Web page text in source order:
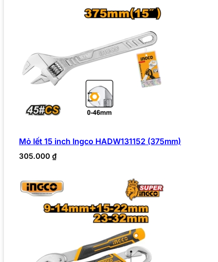
Mỏ lết 15 inch Ingco HADW131152 (375mm)
305.000 ₫